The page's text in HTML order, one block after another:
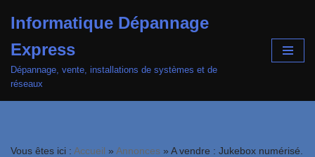
au
contenu
Informatique Dépannage
Express
Dépannage, vente, installations de systèmes et de
réseaux
Vous êtes ici : Accueil » Annonces » A vendre : Jukebox numérisé.